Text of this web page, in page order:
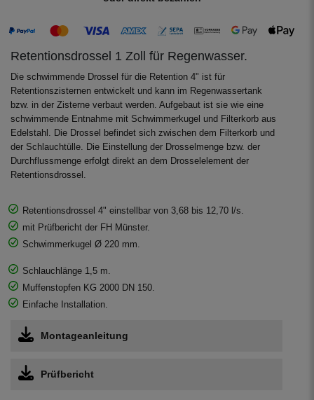
Retentionsdrossel 1 Zoll für Regenwasser.
Die schwimmende Drossel für die Retention 4" ist für
Retentionszisternen entwickelt und kann im Regenwassertank
bzw. in der Zisterne verbaut werden. Aufgebaut ist sie wie eine
schwimmende Entnahme mit Schwimmerkugel und Filterkorb aus
Edelstahl. Die Drossel befindet sich zwischen dem Filterkorb und
der Schlauchtülle. Die Einstellung der Drosselmenge bzw. der
Durchflussmenge erfolgt direkt an dem Drosselelement der
Retentionsdrossel.
Retentionsdrossel 4" einstellbar von 3,68 bis 12,70 l/s.
mit Prüfbericht der FH Münster.
Schwimmerkugel Ø 220 mm.
Schlauchlänge 1,5 m.
Muffenstopfen KG 2000 DN 150.
Einfache Installation.
Montageanleitung
Prüfbericht